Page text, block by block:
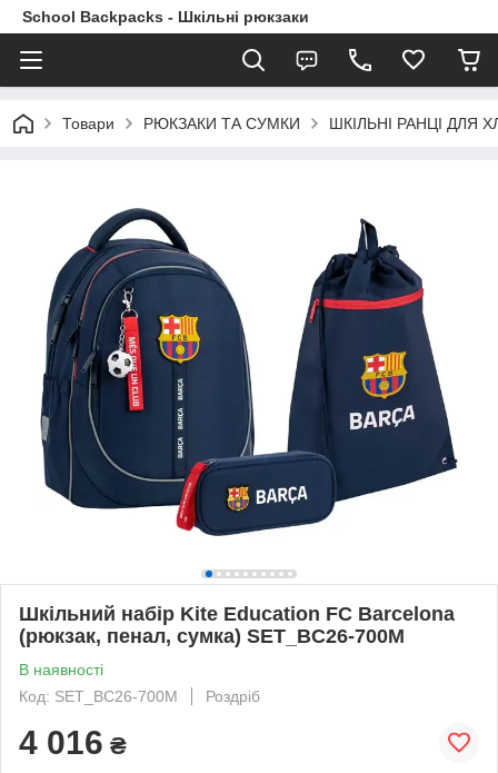
School Backpacks - Шкільні рюкзаки
Товари РЮКЗАКИ ТА СУМКИ ШКІЛЬНІ РАНЦІ ДЛЯ
Шкільний набір Kite Education FC Barcelona
(рюкзак, пенал, сумка) SET_BC26-700M
В наявності
Код: SET_BC26-700M
Роздріб
4 016 ₴